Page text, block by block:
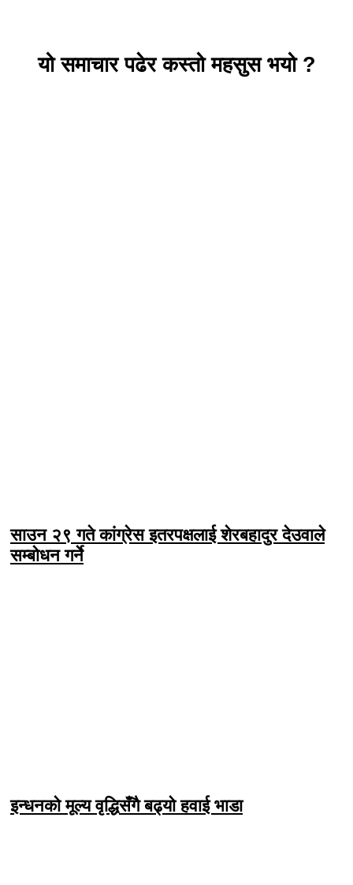
यो समाचार पढेर कस्तो महसुस भयो ?
साउन २९ गते कांग्रेस इतरपक्षलाई शेरबहादुर देउवाले
सम्बोधन गर्ने
इन्धनको मूल्य वृद्धिसँगै बढ्यो हवाई भाडा